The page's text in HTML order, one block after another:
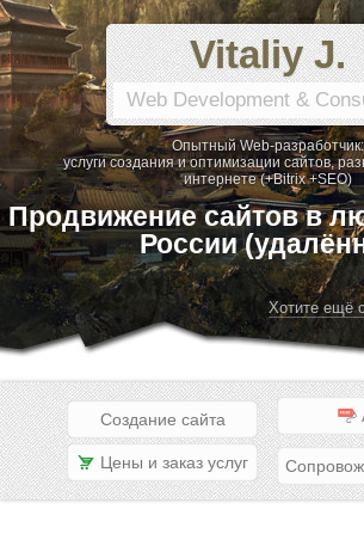
Vitaliy J.
Web Development &
Опытный Web-разработчик:
услуги создания и оптимизации сайтов,
интернете (+Bitrix +SEO)
Продвижение сайтов в
России
Хотите ещё
Создание сайта
Цены и заказ услуг